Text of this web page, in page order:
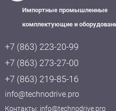
Импортные промышленные
комплектующие и
+7 (863) 223-20-99
+7 (863) 273-27-00
+7 (863) 219-85-16
info@technodrive.pro
Контакты: info@technodrive.pro